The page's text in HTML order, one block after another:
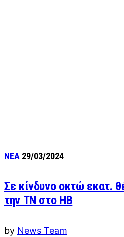
ΝΕΑ 29/03/2024
Σε κίνδυνο οκτώ εκατ.
την ΤΝ στο HB
by News Team